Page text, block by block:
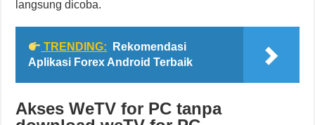
langsung dicoba.
TRENDING:
Rekomendasi
Aplikasi Forex Android Terbaik
Akses WeTV for PC tanpa